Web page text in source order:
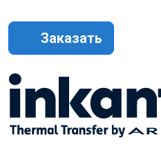
Заказать